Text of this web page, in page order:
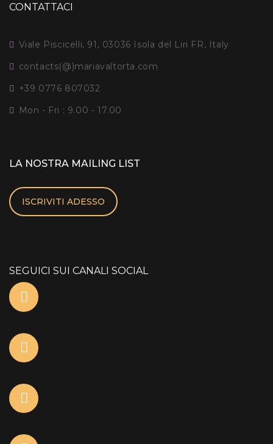
CONTATTACI
Viale Piscicelli, 91, 03036 Isola del Liri FR, Italy
contacts(@)mariavaltorta.com
+39 0776 807032
Mon - Fri : 9.00 - 17.00
LA NOSTRA MAILING LIST
ISCRIVITI ADESSO
SEGUICI SUI CANALI SOCIAL